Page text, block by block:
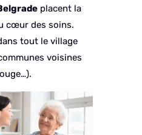
placent la
cœur des soins.
tout le village
voisines